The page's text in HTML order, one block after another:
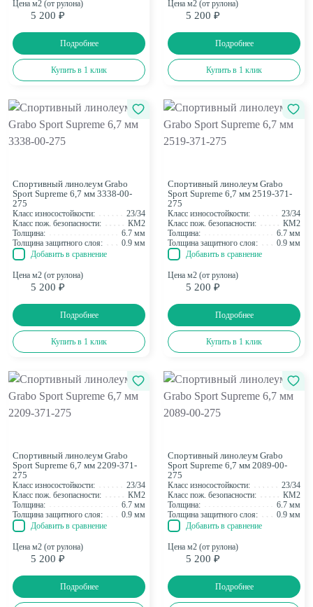
Цена м2 (от рулона)
5 200 ₽
Подробнее
Купить в 1 клик
Цена м2 (от рулона)
5 200 ₽
Подробнее
Купить в 1 клик
Спортивный линолеум Grabo
Sport Supreme 6,7 мм 3338-00-
275
Класс износостойкости:
23/34
Класс пож. безопасности:
КМ2
Толщина:
6.7 мм
Толщина защитного слоя:
0.9 мм
Добавить в сравнение
Цена м2 (от рулона)
5 200 ₽
Подробнее
Купить в 1 клик
Спортивный линолеум Grabo
Sport Supreme 6,7 мм 2519-371-
275
Класс износостойкости:
23/34
Класс пож. безопасности:
КМ2
Толщина:
6.7 мм
Толщина защитного слоя:
0.9 мм
Добавить в сравнение
Цена м2 (от рулона)
5 200 ₽
Подробнее
Купить в 1 клик
Спортивный линолеум Grabo
Sport Supreme 6,7 мм 2209-371-
275
Класс износостойкости:
23/34
Класс пож. безопасности:
КМ2
Толщина:
6.7 мм
Толщина защитного слоя:
0.9 мм
Добавить в сравнение
Цена м2 (от рулона)
5 200 ₽
Подробнее
Спортивный линолеум Grabo
Sport Supreme 6,7 мм 2089-00-
275
Класс износостойкости:
23/34
Класс пож. безопасности:
КМ2
Толщина:
6.7 мм
Толщина защитного слоя:
0.9 мм
Добавить в сравнение
Цена м2 (от рулона)
5 200 ₽
Подробнее